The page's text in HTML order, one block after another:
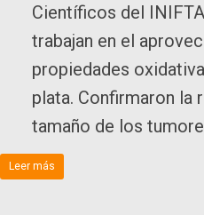
Científicos del
trabajan en el
propiedades
plata. Confirmaron la
tamaño de los
Leer más